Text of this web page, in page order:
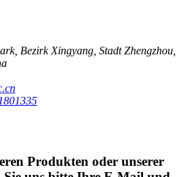
Bezirk Xingyang, Stadt Zhengzhou,
Produkten oder unserer